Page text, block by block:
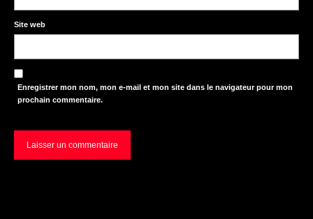
Site web
Enregistrer mon nom, mon e-mail et mon site dans le navigateur pour mon
prochain commentaire.